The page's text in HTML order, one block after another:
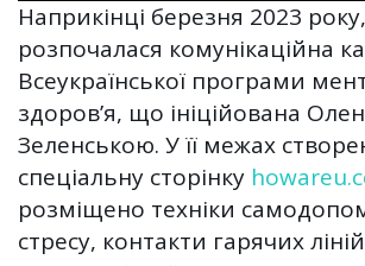
Наприкінці березня 2023 року,
розпочалася комунікаційна
Всеукраїнської програми
здоров’я, що ініційована
Зеленською. У її межах
спеціальну сторінку
розміщено техніки
стресу, контакти гарячих ліній